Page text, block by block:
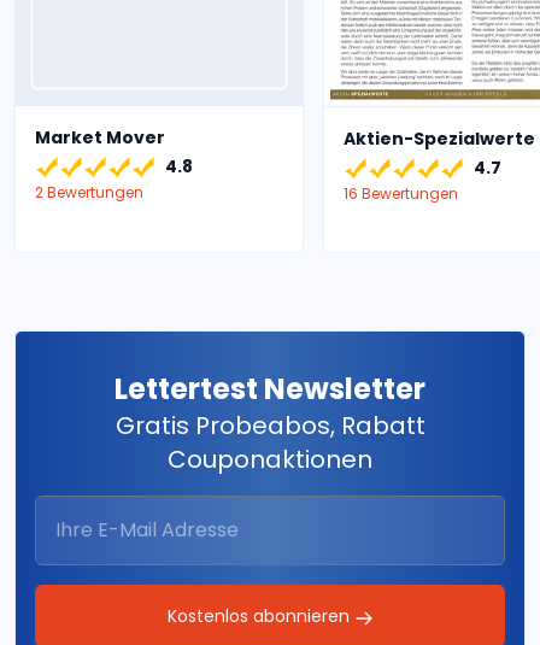
Market Mover
4.8
2 Bewertungen
Aktien-Spezialwerte
4.7
16 Bewertungen
Lettertest Newsletter
Gratis Probeabos, Rabatt
Couponaktionen
Kostenlos abonnieren